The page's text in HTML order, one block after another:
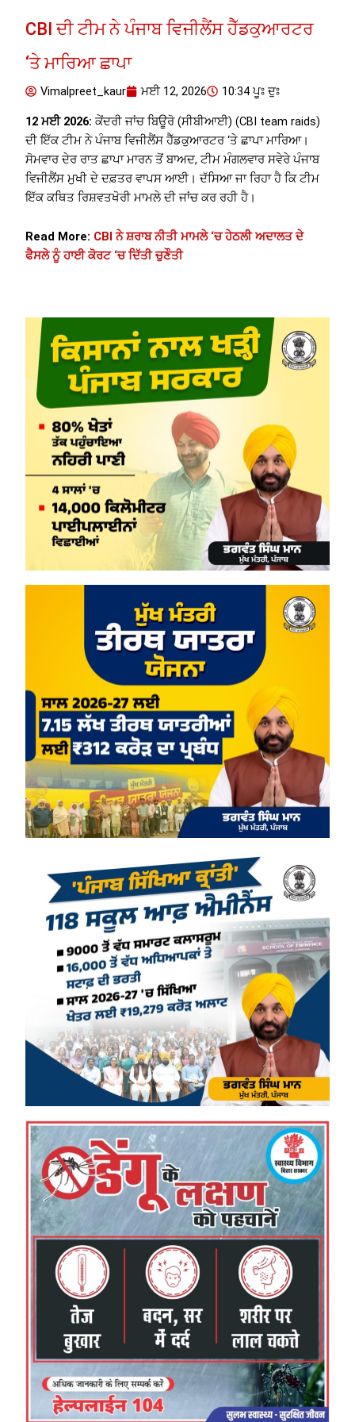
CBI ਦੀ ਟੀਮ ਨੇ ਪੰਜਾਬ ਵਿਜੀਲੈਂਸ ਹੈੱਡਕੁਆਰਟਰ
‘ਤੇ ਮਾਰਿਆ ਛਾਪਾ
Vimalpreet_kaur ਮਈ 12, 2026 10:34 ਪੂਃ ਦੁਃ
12 ਮਈ 2026: ਕੇਂਦਰੀ ਜਾਂਚ ਬਿਊਰੋ (ਸੀਬੀਆਈ) (CBI team raids)
ਦੀ ਇੱਕ ਟੀਮ ਨੇ ਪੰਜਾਬ ਵਿਜੀਲੈਂਸ ਹੈੱਡਕੁਆਰਟਰ ‘ਤੇ ਛਾਪਾ ਮਾਰਿਆ।
ਸੋਮਵਾਰ ਦੇਰ ਰਾਤ ਛਾਪਾ ਮਾਰਨ ਤੋਂ ਬਾਅਦ, ਟੀਮ ਮੰਗਲਵਾਰ ਸਵੇਰੇ ਪੰਜਾਬ
ਵਿਜੀਲੈਂਸ ਮੁਖੀ ਦੇ ਦਫ਼ਤਰ ਵਾਪਸ ਆਈ। ਦੱਸਿਆ ਜਾ ਰਿਹਾ ਹੈ ਕਿ ਟੀਮ
ਇੱਕ ਕਥਿਤ ਰਿਸ਼ਵਤਖੋਰੀ ਮਾਮਲੇ ਦੀ ਜਾਂਚ ਕਰ ਰਹੀ ਹੈ।
Read More: CBI ਨੇ ਸ਼ਰਾਬ ਨੀਤੀ ਮਾਮਲੇ ‘ਚ ਹੇਠਲੀ ਅਦਾਲਤ ਦੇ
ਫੈਸਲੇ ਨੂੰ ਹਾਈ ਕੋਰਟ ‘ਚ ਦਿੱਤੀ ਚੁਣੌਤੀ